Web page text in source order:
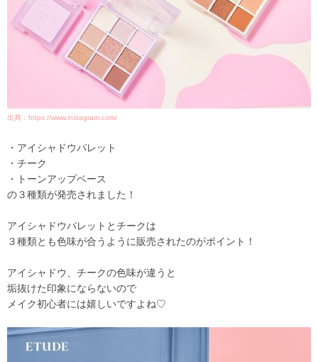
出典：https://www.instagram.com/
・アイシャドウパレット
・チーク
・トーンアップベース
の３種類が発売されました！
アイシャドウパレットとチークは
３種類とも色味が合うように販売されたのがポイント！
アイシャドウ、チークの色味が違うと
垢抜けた印象にならないので
メイク初心者には嬉しいですよね♡